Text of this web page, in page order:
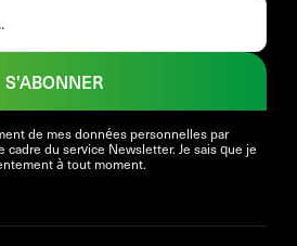
de mes données personnelles par
cadre du service Newsletter. Je sais que je
à tout moment.
S'ABONNER